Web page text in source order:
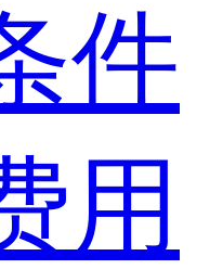
件
用